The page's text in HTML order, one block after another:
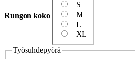
Rungon koko
S
M
L
XL
Työsuhdepyörä